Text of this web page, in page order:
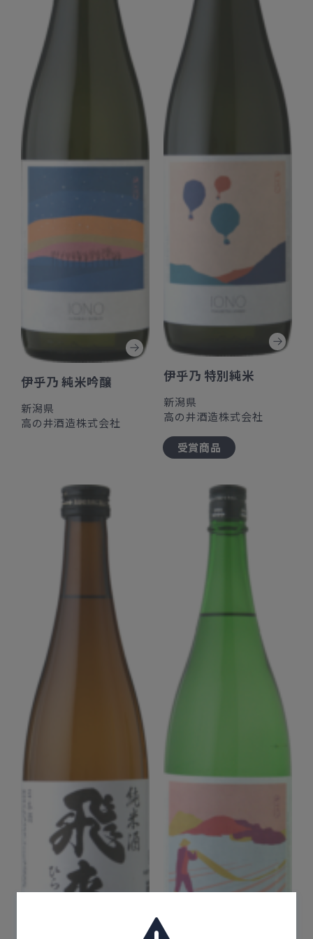
伊乎乃 純米吟醸
新潟県
高の井酒造株式会社
伊乎乃 特別純米
新潟県
高の井酒造株式会社
受賞商品